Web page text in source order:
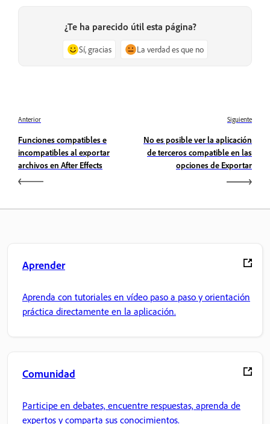
¿Te ha parecido útil esta página?
Sí, gracias La verdad es que no
Anterior
Funciones compatibles e
incompatibles al exportar
archivos en After Effects
Siguiente
No es posible ver la aplicación
de terceros compatible en las
opciones de Exportar
Aprender
Aprenda con tutoriales en vídeo paso a paso y orientación
práctica directamente en la aplicación.
Comunidad
Participe en debates, encuentre respuestas, aprenda de
expertos y comparta sus conocimientos.